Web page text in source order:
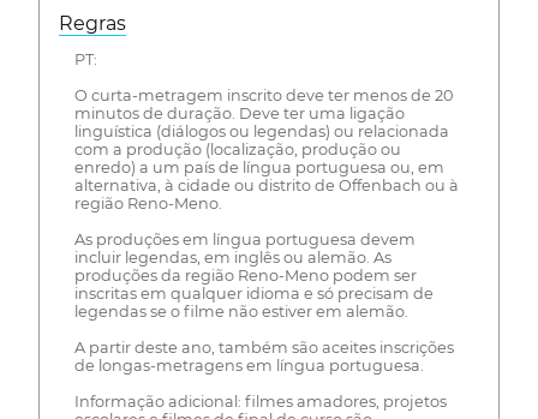
Regras
PT:
O curta-metragem inscrito deve ter menos de 20
minutos de duração. Deve ter uma ligação
linguística (diálogos ou legendas) ou relacionada
com a produção (localização, produção ou
enredo) a um país de língua portuguesa ou, em
alternativa, à cidade ou distrito de Offenbach ou à
região Reno-Meno.
As produções em língua portuguesa devem
incluir legendas, em inglês ou alemão. As
produções da região Reno-Meno podem ser
inscritas em qualquer idioma e só precisam de
legendas se o filme não estiver em alemão.
A partir deste ano, também são aceites inscrições
de longas-metragens em língua portuguesa.
Informação adicional: filmes amadores, projetos